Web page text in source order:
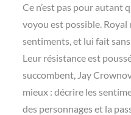
Ce n’est pas pour autant
voyou est possible.
sentiments, et lui fait
Leur résistance est
succombent, Jay
mieux : décrire les
des personnages et la